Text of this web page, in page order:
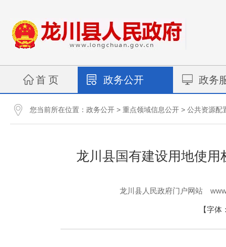
首 页 政务公开 政务
您当前所在位置： 政务公开 > 重点领域信息公开 > 公共资源配
龙川县国有建设用地使用
龙川县人民政府门户网站
【字体